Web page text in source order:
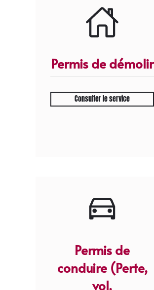
Permis de démolir
Consulter le service
Permis de
conduire (Perte,
vol,